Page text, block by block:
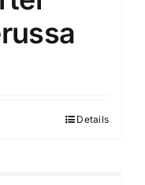
Details